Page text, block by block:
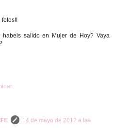
fotos!!
habeis salido en Mujer de Hoy? Vaya
14 de mayo de 2012 a las